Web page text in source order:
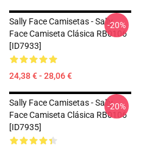
Sally Face Camisetas - Sally
Face Camiseta Clásica RB0106
[ID7933]
24,38 € - 28,06 €
-20%
Sally Face Camisetas - Sally
Face Camiseta Clásica RB0106
[ID7935]
-20%